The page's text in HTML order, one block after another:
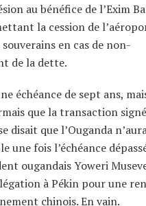
au bénéfice de l’Exim
la cession de
en cas de non-
de la dette.
échéance de sept ans,
que la transaction
disait que l’Ouganda
une fois l’échéance
ougandais Yoweri
à Pékin pour une
chinois. En vain.